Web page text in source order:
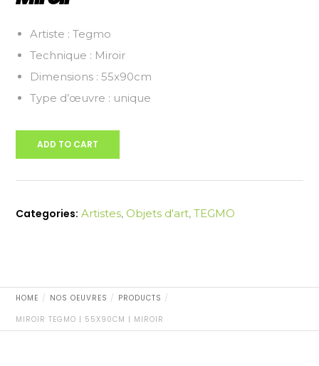
Artiste : Tegmo
Technique : Miroir
Dimensions : 55x90cm
Type d’œuvre : unique
ADD TO CART
Categories: Artistes, Objets d'art,TEGMO
HOME NOS OEUVRES
PRODUCTS
MIROIR TEGMO | 55X90CM | MIROIR